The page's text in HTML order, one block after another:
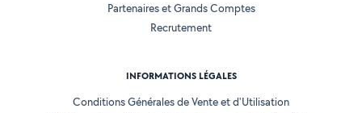
Partenaires et Grands Comptes
Recrutement
INFORMATIONS LÉGALES
Conditions Générales de Vente et d'Utilisation